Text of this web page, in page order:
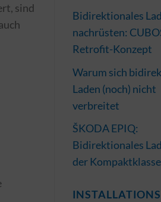
sind
Bidirektionales
nachrüsten:
Retrofit-Konzept
Warum sich
Laden (noch) nicht
verbreitet
ŠKODA EPIQ:
Bidirektionales
der Kompaktklasse